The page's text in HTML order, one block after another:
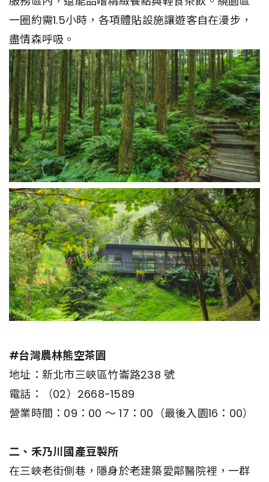
一圈約需1.5小時，各項體貼設施讓遊客自在漫步，
盡情森呼吸。
#台灣農林熊空茶園
地址：新北市三峽區竹崙路238 號
電話：（02）2668-1589
營業時間：09：00 ～ 17：00（最後入園16：00）
二、禾乃川國產豆製所
在三峽老街側巷，隱身於老建築愛鄰醫院裡，一群